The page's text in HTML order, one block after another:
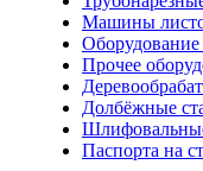
Машины
Прочее
Долбёжные
Паспорта на